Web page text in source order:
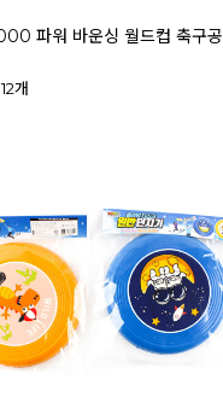
파워 바운싱 월드컵 축구공
개